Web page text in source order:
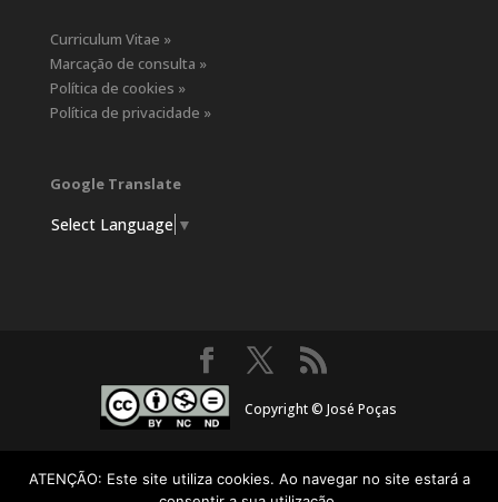
Curriculum Vitae »
Marcação de consulta »
Política de cookies »
Política de privacidade »
Google Translate
Select Language ▼
Copyright © José Poças
ATENÇÃO: Este site utiliza cookies. Ao navegar no site estará a